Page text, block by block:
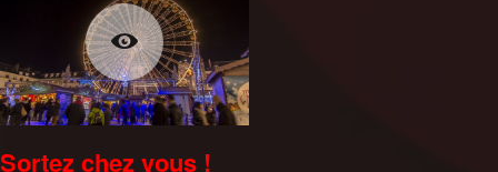
Sortez chez vous !